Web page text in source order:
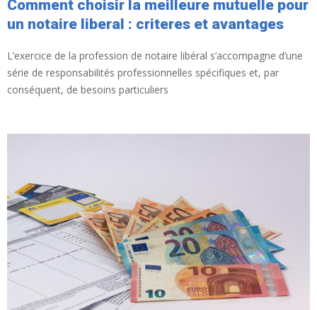
Comment choisir la meilleure mutuelle pour
un notaire liberal : criteres et avantages
L’exercice de la profession de notaire libéral s’accompagne d’une
série de responsabilités professionnelles spécifiques et, par
conséquent, de besoins particuliers